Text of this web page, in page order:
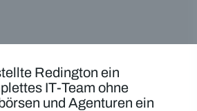
Redington ein
IT-Team ohne
und Agenturen ein